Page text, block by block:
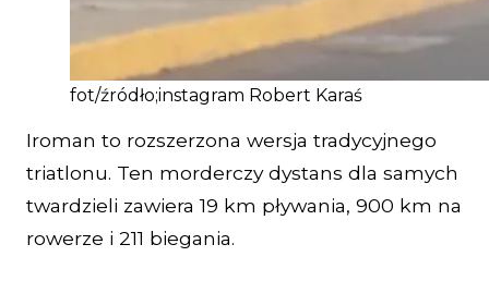
fot/źródło;instagram Robert Karaś
Iroman to rozszerzona wersja tradycyjnego
triatlonu. Ten morderczy dystans dla samych
twardzieli zawiera 19 km pływania, 900 km na
rowerze i 211 biegania.